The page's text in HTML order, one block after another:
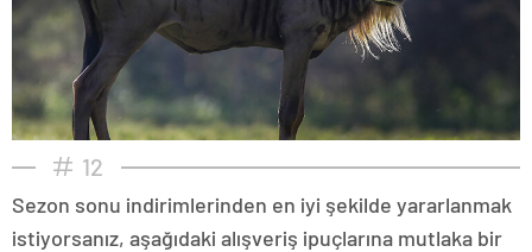
12
Sezon sonu indirimlerinden en iyi şekilde yararlanmak
istiyorsanız, aşağıdaki alışveriş ipuçlarına mutlaka bir